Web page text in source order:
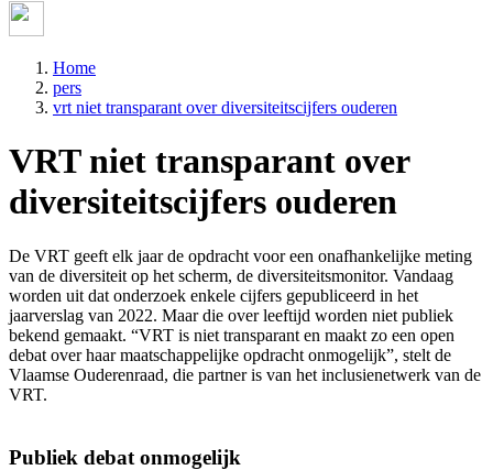
Kruimelpad
Home
pers
vrt niet transparant over diversiteitscijfers ouderen
VRT niet transparant over
diversiteitscijfers ouderen
VRT
niet
transparant
over
diversiteitscijfers
De VRT geeft elk jaar de opdracht voor een onafhankelijke meting
van de diversiteit op het scherm, de diversiteitsmonitor. Vandaag
worden uit dat onderzoek enkele cijfers gepubliceerd in het
jaarverslag van 2022. Maar die over leeftijd worden niet publiek
bekend gemaakt. “VRT is niet transparant en maakt zo een open
debat over haar maatschappelijke opdracht onmogelijk”, stelt de
Vlaamse Ouderenraad, die partner is van het inclusienetwerk van de
VRT.
Publiek debat onmogelijk